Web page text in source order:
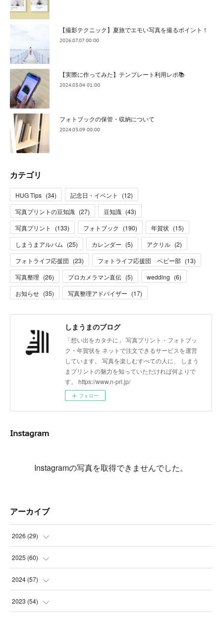
【撮影テクニック】夏旅でエモい写真を撮るポイント！
2026.07.07 00:00
【実際に作ってみた】テンプレート利用レポ📚
2024.03.04 01:00
フォトブックの保管・収納について
2024.03.09 00:00
カテゴリ
HUG Tips (34) 記念日・イベント (12)
写真プリントの豆知識 (27) 豆知識 (43)
写真プリント
(133) フォトブック (190) 年賀状 (15)
しまうまアルバム (25) カレンダー (5) アクリル (2)
フォトライフ応援団 (23) フォトライフ応援団 ベビー部 (13)
写真整理 (26) プロカメラマン直伝 (5) wedding (6)
お知らせ (35) 写真整理アドバイザー (17)
しまうまのブログ
「想い出をカタチに」 写真プリント・フォトブッ
ク・年賀状を ネットで注文できるサービスを運営
しています。 写真を楽しむすべての人に、 しまう
まプリントの魅力を知っていただければ何よりで
す。 https://www.n-pri.jp/
フォロー
Instagram
Instagramの写真を取得できませんでした。
アーカイブ
2026 (29)
(5
(3
(7
2025 (60)
(3
(3
2024 (57)
(4
2023 (54)